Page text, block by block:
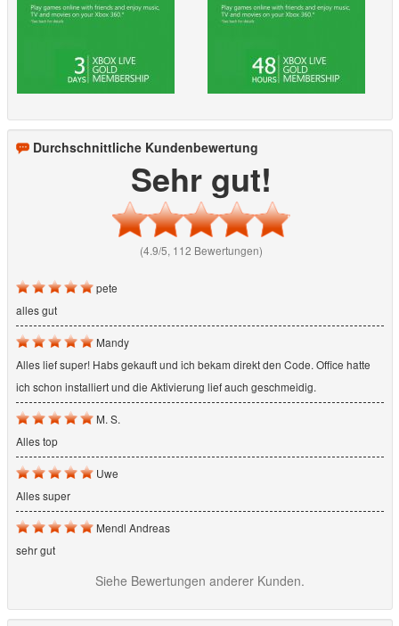
Durchschnittliche Kundenbewertung
Sehr gut!
(4.9/5, 112 Bewertungen)
pete
alles gut
Mandy
Alles lief super! Habs gekauft und ich bekam direkt den Code. Office hatte
ich schon installiert und die Aktivierung lief auch geschmeidig.
M. S.
Alles top
Uwe
Alles super
Mendl Andreas
sehr gut
Siehe Bewertungen anderer Kunden.